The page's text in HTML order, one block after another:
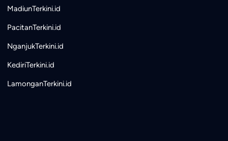
MadiunTerkini.id
PacitanTerkini.id
NganjukTerkini.id
KediriTerkini.id
LamonganTerkini.id